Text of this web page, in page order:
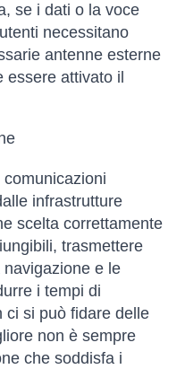
se i dati o la voce
necessitano
antenne esterne
attivato il
infrastrutture
scelta correttamente
trasmettere
e le
i tempi di
ci si può fidare delle
non è sempre
che soddisfa i